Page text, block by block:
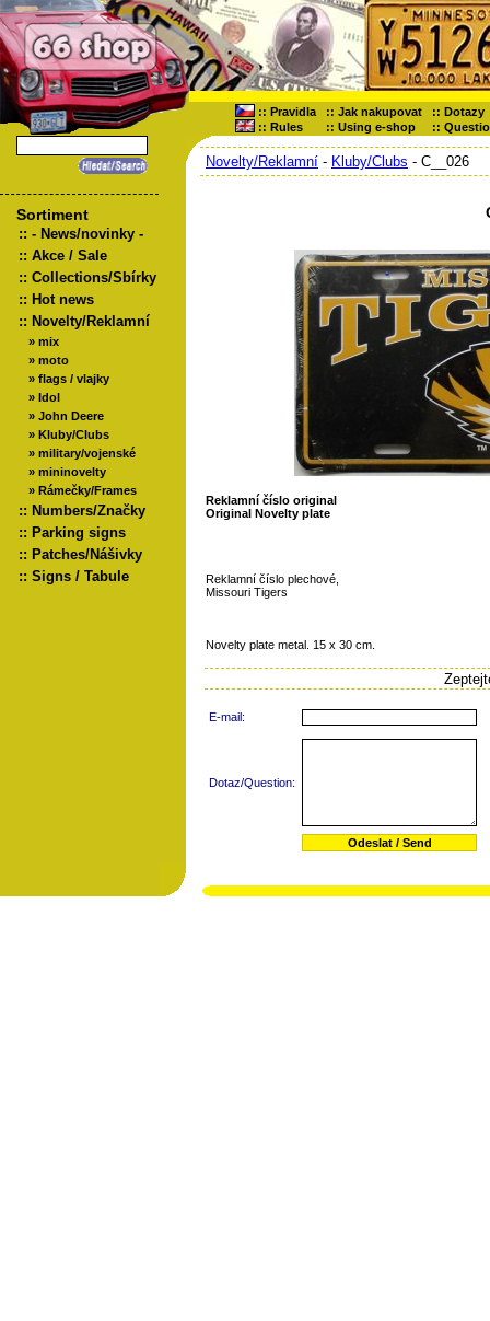
:: Pravidla :: Jak nakupovat :: Dotazy
:: Rules :: Using e-shop ::
Sortiment
:: - News/novinky -
:: Akce / Sale
:: Collections/Sbírky
:: Hot news
:: Novelty/Reklamní
» mix
» moto
» flags / vlajky
» Idol
» John Deere
» Kluby/Clubs
» military/vojenské
» mininovelty
» Rámečky/Frames
:: Numbers/Značky
:: Parking signs
:: Patches/Nášivky
:: Signs / Tabule
Novelty/Reklamní - Kluby/Clubs - C__026
Reklamní číslo original
Original Novelty plate
Reklamní číslo plechové,
Missouri Tigers
Novelty plate metal. 15 x 30 cm.
E-mail:
Dotaz/Question: